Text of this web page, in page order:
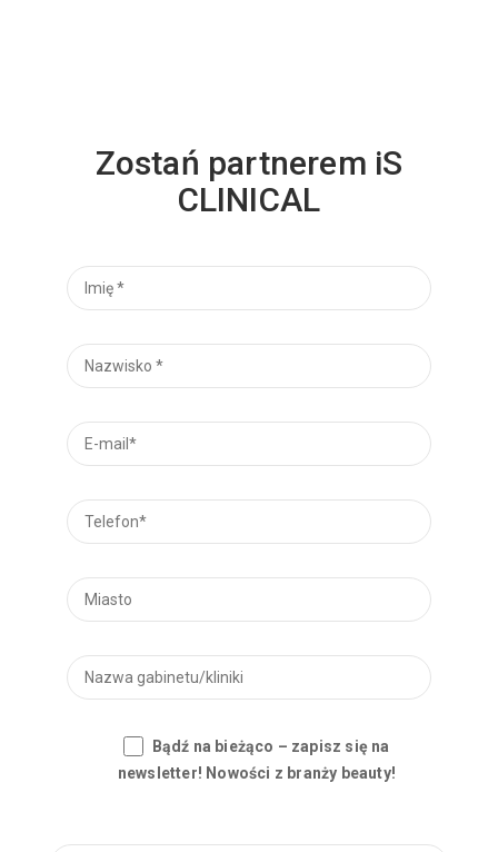
Zostań partnerem iS
CLINICAL
Bądź na bieżąco – zapisz się na
newsletter! Nowości z branży beauty!